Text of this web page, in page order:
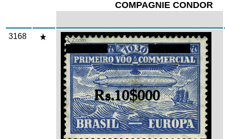
COMPAGNIE CONDOR
3168 Zoom